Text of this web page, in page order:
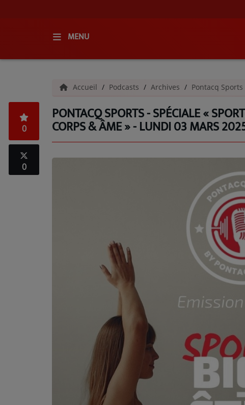
MENU
QUI SOMMES-NOUS ?
GRILLE DES PROGRAMMES
C'ÉTAIT QUOI CE TITRE ?
ARCHIVES - SAISONS PASSÉES
ANNONCEURS & ESPACE PRO
VOTRE PUBLICITÉ SUR PONTACQ RADIO
Accueil Podcasts Archives Pontacq
PONTACQ SPORTS - SPÉCIALE «
CORPS & ÂME » - LUNDI 03 MARS
0
0